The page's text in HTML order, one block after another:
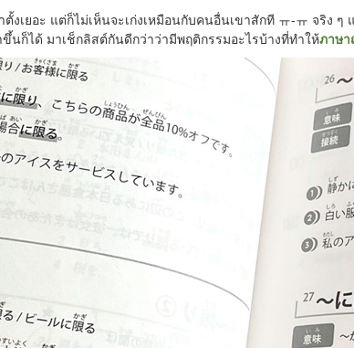
ยอะ แต่ก็ไม่เห็นจะเก่งเหมือนกับคนอื่นเขาสักที ㅠ-ㅠ จริง ๆ
ก็ได้ มาเช็กลิสต์กันดีกว่าว่ามีพฤติกรรมอะไรบ้างที่ทำให้ภาษา